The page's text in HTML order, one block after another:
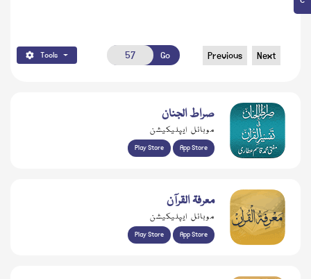
Tools Go Previous Next
صراط الجنان
موبائل ایپلیکیشن
Play Store App Store
معرفۃ القرآن
موبائل ایپلیکیشن
Play Store App Store